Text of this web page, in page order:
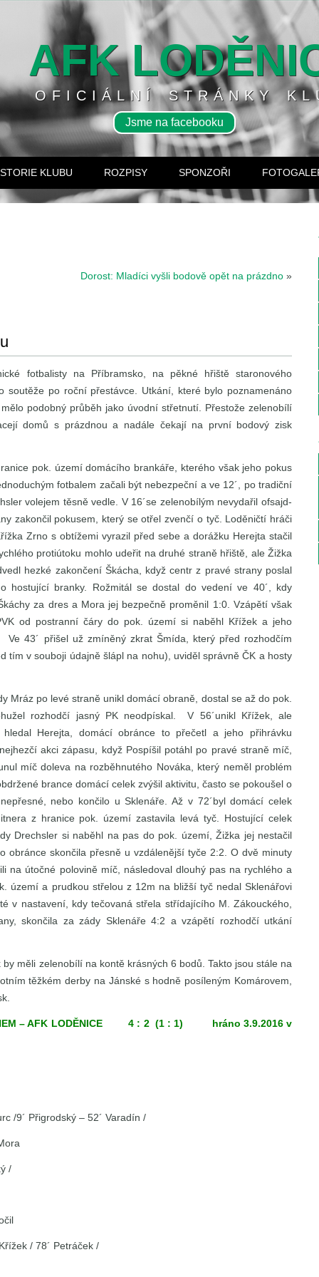
Jsme na facebooku
AFK
OFICIÁLNÍ STRÁNKY
KLUBU ROZPISY SPONZOŘI
Dorost: Mladíci vyšli bodově opět na prázdno »
fotbalisty na Příbramsko, na pěkné hřiště staronového
soutěže po roční přestávce. Utkání, které bylo poznamenáno
podobný průběh jako úvodní střetnutí. Přestože zelenobílí
domů s prázdnou a nadále čekají na první bodový zisk
pok. území domácího brankáře, kterého však jeho pokus
fotbalem začali být nebezpeční a ve 12´, po tradiční
volejem těsně vedle. V 16´se zelenobílým nevydařil ofsajd-
zakončil pokusem, který se otřel zvenčí o tyč. Loděničtí hráči
Zrno s obtížemi vyrazil před sebe a dorážku Herejta stačil
protiútoku mohlo udeřit na druhé straně hřiště, ale Žižka
hezké zakončení Škácha, když centr z pravé strany poslal
hostující branky. Rožmitál se dostal do vedení ve 40´, kdy
za dres a Mora jej bezpečně proměnil 1:0. Vzápětí však
od postranní čáry do pok. území si naběhl Křížek a jeho
Ve 43´ přišel už zmíněný zkrat Šmída, který před rozhodčím
tím v souboji údajně šlápl na nohu), uviděl správně ČK a hosty
Mráz po levé straně unikl domácí obraně, dostal se až do pok.
rozhodčí jasný PK neodpískal. V 56´unikl Křížek, ale
Herejta, domácí obránce to přečetl a jeho přihrávku
akci zápasu, když Pospíšil potáhl po pravé straně míč,
míč doleva na rozběhnutého Nováka, který neměl problém
brance domácí celek zvýšil aktivitu, často se pokoušel o
nebo končilo u Sklenáře. Až v 72´byl domácí celek
z hranice pok. území zastavila levá tyč. Hostující celek
Drechsler si naběhl na pas do pok. území, Žižka jej nestačil
obránce skončila přesně u vzdálenější tyče 2:2. O dvě minuty
na útočné polovině míč, následoval dlouhý pas na rychlého a
území a prudkou střelou z 12m na bližší tyč nedal Sklenářovi
v nastavení, kdy tečovaná střela střídajícího M. Zákouckého,
skončila za zády Sklenáře 4:2 a vzápětí rozhodčí utkání
měli zelenobílí na kontě krásných 6 bodů. Takto jsou stále na
těžkém derby na Jánské s hodně posíleným Komárovem,
– AFK LODĚNICE 4 : 2 (1 : 1) hráno 3.9.2016 v
9´ Přigrodský – 52´ Varadín /
/
/ 78´ Petráček /